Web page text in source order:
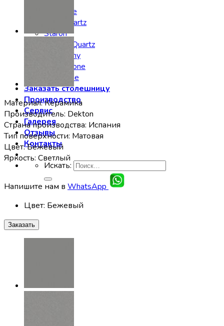
Silestone
Smartquartz
Staron
Stratos Quartz
Symphony
Technistone
Vicostone
Заказать столешницу
Производство
Сервис
Галерея
Отзывы
Контакты
Искать:
Материал: Керамика
Производитель: Dekton
Страна производства: Испания
Тип поверхности: Матовая
Цвет: Бежевый
Яркость: Светлый
Напишите нам в WhatsApp
Цвет: Бежевый
Заказать